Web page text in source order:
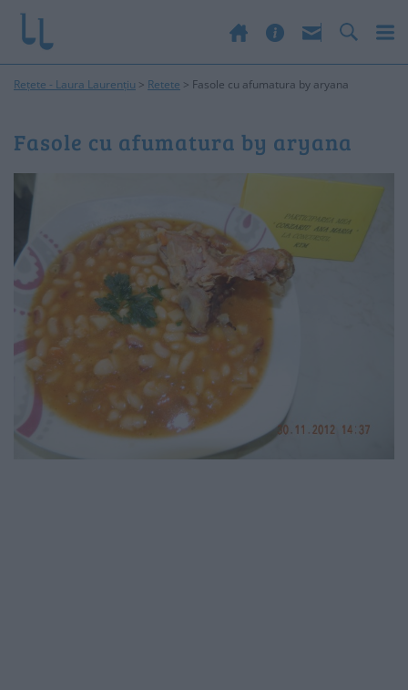
Rețete - Laura Laurențiu > Retete > Fasole cu afumatura by aryana
Fasole cu afumatura by aryana